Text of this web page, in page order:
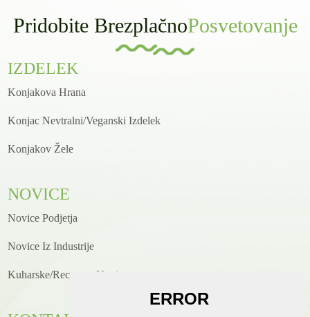
Pridobite BrezplačnoPosvetovanje
IZDELEK
Konjakova Hrana
Konjac Nevtralni/veganski Izdelek
Konjakov Žele
NOVICE
Novice Podjetja
Novice Iz Industrije
Kuharske/receptne Novice